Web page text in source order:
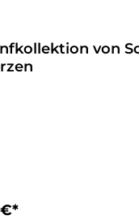
von
€*